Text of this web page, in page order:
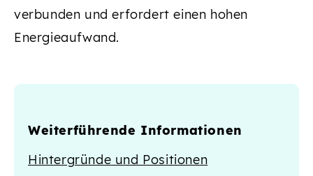
verbunden und erfordert einen hohen
Energieaufwand.
Weiterführende Informationen
Hintergründe und Positionen